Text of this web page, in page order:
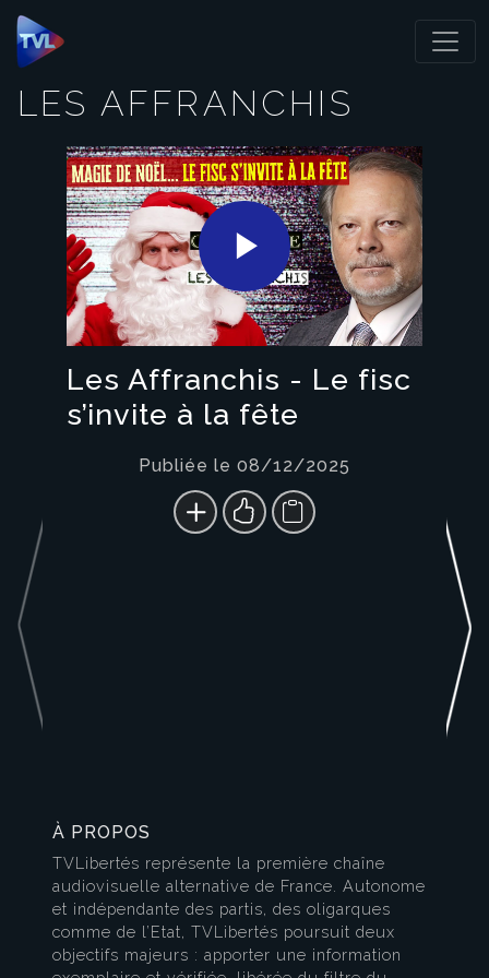
Panneau de gestion des cookies
LES AFFRANCHIS
Play
Video
Les Affranchis - Le fisc
s’invite à la fête
Publiée le 08/12/2025
À PROPOS
TVLibertés représente la première chaîne
audiovisuelle alternative de France. Autonome
et indépendante des partis, des oligarques
comme de l’Etat, TVLibertés poursuit deux
objectifs majeurs : apporter une information